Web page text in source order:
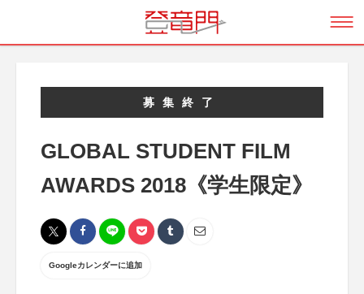
募集終了
GLOBAL STUDENT FILM
AWARDS 2018《学生限定》
Googleカレンダーに追加